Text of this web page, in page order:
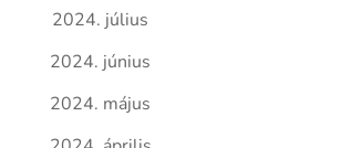
2024. július
2024. június
2024. május